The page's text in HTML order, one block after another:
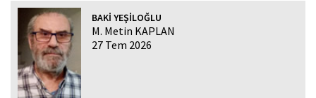
BAKİ YEŞİLOĞLU
M. Metin KAPLAN
27 Tem 2026